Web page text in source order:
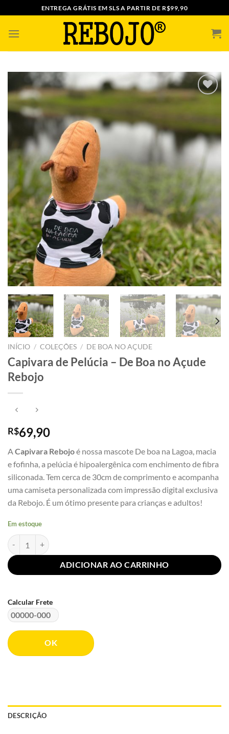
to
content
ENTREGA GRÁTIS EM SLS A PARTIR DE R$99,90
LISTA
INÍCIO / COLEÇÕES / DE BOA NO AÇUDE
Capivara de Pelúcia – De Boa no Açude
Rebojo
R$69,90
ACapivara Rebojoé nossa mascote De boa na Lagoa, macia
e fofinha, a pelúcia é hipoalergênica com enchimento de fibra
siliconada. Tem cerca de 30cm de comprimento e acompanha
uma camiseta personalizada com impressão digital exclusiva
da Rebojo. É um ótimo presente para crianças e adultos!
Em estoque
Capivara de Pelúcia - De Boa no Açude Rebojo quantidade
ADICIONAR AO CARRINHO
Calcular Frete
OK
DESCRIÇÃO